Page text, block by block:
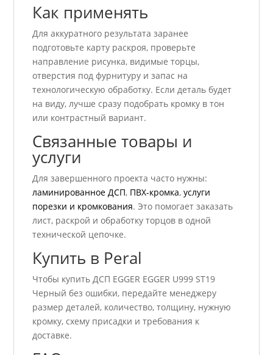
Как применять
Для аккуратного результата заранее
подготовьте карту раскроя, проверьте
направление рисунка, видимые торцы,
отверстия под фурнитуру и запас на
технологическую обработку. Если деталь будет
на виду, лучше сразу подобрать кромку в тон
или контрастный вариант.
Связанные товары и
услуги
Для завершенного проекта часто нужны:
ламинированное ДСП, ПВХ-кромка,услуги
порезки и кромкования. Это помогает заказать
лист, раскрой и обработку торцов в одной
технической цепочке.
Купить в Peral
Чтобы купить ДСП EGGER EGGER U999 ST19
Черный без ошибки, передайте менеджеру
размер деталей, количество, толщину, нужную
кромку, схему присадки и требования к
доставке.